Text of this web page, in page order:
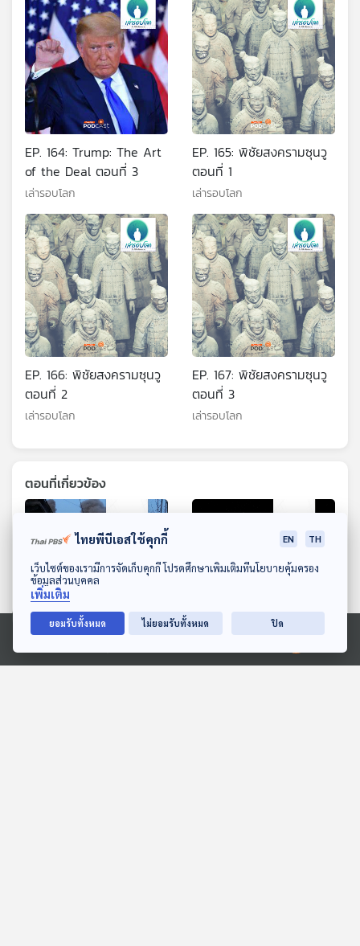
ดาวน์โหลด Thai PBS Podcast Application
Ⓒ 2020 องค์การกระจายเสียงและแพร่ภาพสาธารณะแห่งประเทศไทย
EP. 164: Trump: The Art
of the Deal ตอนที่ 3
เล่ารอบโลก
EP. 165: พิชัยสงครามซุนวู
ตอนที่ 1
เล่ารอบโลก
EP. 166: พิชัยสงครามซุนวู
ตอนที่ 2
เล่ารอบโลก
EP. 167: พิชัยสงครามซุนวู
ตอนที่ 3
เล่ารอบโลก
ตอนที่เกี่ยวข้อง
อิหร่านใช้ระบบดาวเทียมจีน
ไทยพีบีเอสใช้คุกกี้ EN TH
เว็บไซต์ของเรามีการจัดเก็บคุกกี้ โปรดศึกษาเพิ่มเติมที่นโยบายคุ้มครอง
ข้อมูลส่วนบุคคล
เพิ่มเติม
ยอมรับทั้งหมด ไม่ยอมรับทั้งหมด ปิด